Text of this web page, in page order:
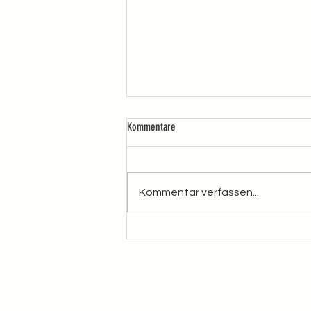
Danke für 51'031 Stimmen
Kommentare
Kommentar verfassen...